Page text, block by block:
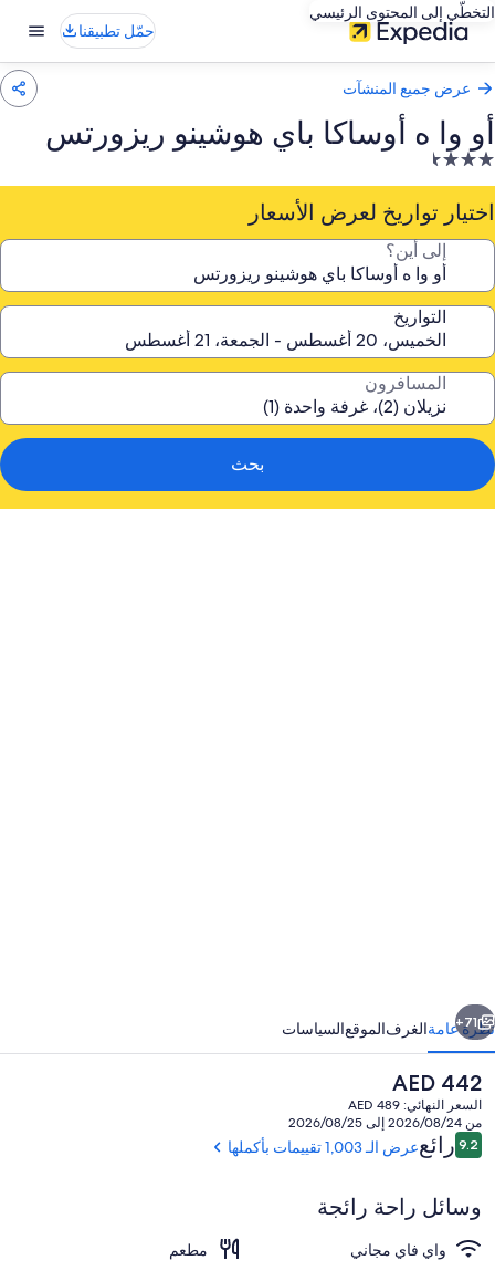
التخطّي إلى المحتوى الرئيسي
حمّل تطبيقنا
عرض جميع المنشآت
أو وا ه أوساكا باي هوشينو ريزورتس
منشأة
فندقية
مصنفة
3.5
اختيار تواريخ لعرض الأسعار
إلى أين؟
التواريخ
المسافرون
بحث
ريزورتس
ألحفة محشوة بالريش ومكتب ومكواة/
التالي
71+
نظرة عامةالغرفالموقعالسياسات
السعر
الحالي
هو
AED
442
AED 442
السعر النهائي: AED 489
من 2026/08/24 إلى 2026/08/25
التقييمات
9.29.2 من 10رائععرض الـ 1,003 تقييمات بأكملها
وسائل راحة رائجة
واي فاي مجاني
مطعم